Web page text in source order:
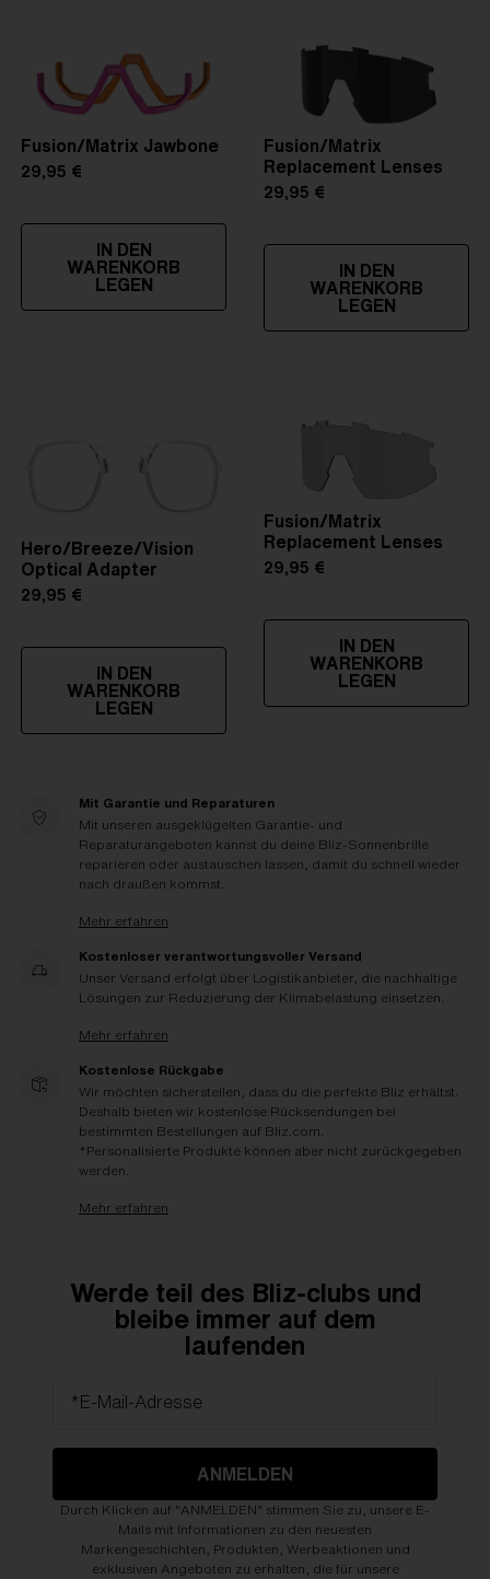
Fusion/Matrix Jawbone
29,95 €
IN DEN
WARENKORB
LEGEN
Fusion/Matrix
Replacement Lenses
29,95 €
IN DEN
WARENKORB
LEGEN
Hero/Breeze/Vision
Optical Adapter
29,95 €
IN DEN
WARENKORB
LEGEN
Fusion/Matrix
Replacement Lenses
29,95 €
IN DEN
WARENKORB
LEGEN
Mit Garantie und Reparaturen
Mit unseren ausgeklügelten Garantie- und
Reparaturangeboten kannst du deine Bliz-Sonnenbrille
reparieren oder austauschen lassen, damit du schnell wieder
nach draußen kommst.
Mehr erfahren
Kostenloser verantwortungsvoller Versand
Unser Versand erfolgt über Logistikanbieter, die nachhaltige
Lösungen zur Reduzierung der Klimabelastung einsetzen.
Mehr erfahren
Kostenlose Rückgabe
Wir möchten sicherstellen, dass du die perfekte Bliz erhältst.
Deshalb bieten wir kostenlose Rücksendungen bei
bestimmten Bestellungen auf Bliz.com.
*Personalisierte Produkte können aber nicht zurückgegeben
werden.
Mehr erfahren
Werde teil des Bliz-clubs und
bleibe immer auf dem
laufenden
*E-Mail-Adresse
ANMELDEN
Durch Klicken auf "ANMELDEN" stimmen Sie zu, unsere E-
Mails mit Informationen zu den neuesten
Markengeschichten, Produkten, Werbeaktionen und
exklusiven Angeboten zu erhalten, die für unsere